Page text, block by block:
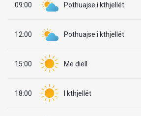
09:00 Pothuajse i kthjellët
12:00 Pothuajse i kthjellët
15:00 Me diell
18:00 I kthjellët